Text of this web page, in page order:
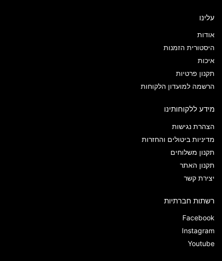
עלינו
אודות
היסטורית הזמנות
איכות
תקנון פרטיות
הרשמה למועדון הלקוחות
מידע ללקוחותינו
הצהרת נגישות
מדיניות ביטולים והחזרות
תקנון משלוחים
תקנון האתר
יצירת קשר
רשתות חברתיות
Facebook
Instagram
Youtube